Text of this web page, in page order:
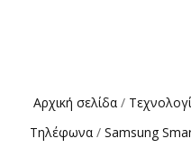
Αρχική σελίδα /
Τηλέφωνα/ Samsung